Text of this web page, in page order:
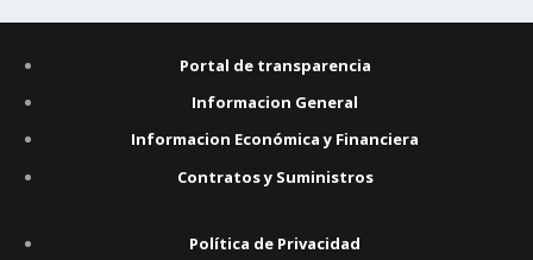
Portal de transparencia
Informacion General
Informacion Económica y Financiera
Contratos y Suministros
Política de Privacidad